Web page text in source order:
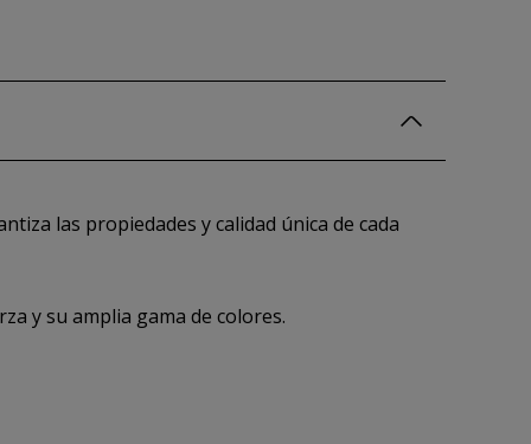
las propiedades y calidad única de cada
y su amplia gama de colores.